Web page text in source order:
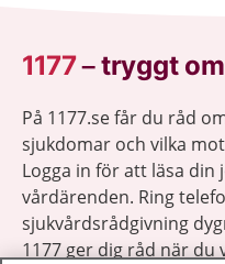
1177–tryggt
På 1177.se får du råd
sjukdomar och vilka
Logga in för att läsa
vårdärenden. Ring
sjukvårdsrådgivning
1177 ger dig råd när du